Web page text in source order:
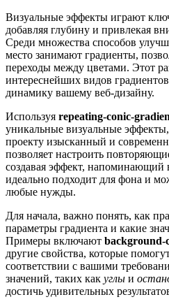
Визуальные эффекты играют
добавляя глубину и привлекая
Среди множества способов
место занимают градиенты,
переходы между цветами. Этот
интереснейших видов
динамику вашему веб-дизайну.
Используя repeating-conic-
уникальные визуальные
проекту изысканный и
позволяет настроить
создавая эффект,
идеально подходит для фона и
любые нужды.
Для начала, важно понять, как
параметры градиента и какие
Примеры включают background-
другие свойства, которые
соответствии с вашими
значений, таких как углы и
достичь удивительных